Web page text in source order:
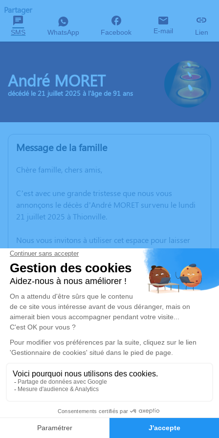
Faire-part Hommages
Partager
SMS WhatsApp Facebook E-mail Lien
André MORET
décédé le 21 juillet 2025 à l'âge de 91 ans
Message de la famille
Chère famille, chers amis,
C’est avec une grande tristesse que nous vous
annonçons le décès d’André MORET survenu le lundi
21 juillet 2025 à Thionville.
Nous vous invitons à utiliser cet espace pour laisser
vos condoléances, partager des photos souvenirs, une
anecdote ou exprimer vos pensées à travers des
poèmes ou des textes. Cet endroit est un lieu
d'expression dédié à honorer la mémoire d’André
MORET.
Un service de plantation d’arbre hommage est
disponible ici.
Je rends hommage
Cérémonie civile
Crématorium de Thionville
7, Rue du Souvenir Français